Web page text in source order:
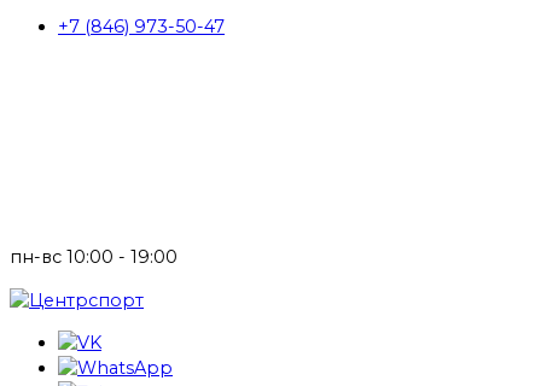
+7 (846) 973-50-47
пн-вс 10:00 - 19:00